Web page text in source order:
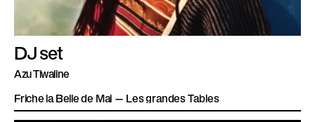
DJ set
Azu Tiwaline
Friche la Belle de Mai — Les grandes Tables